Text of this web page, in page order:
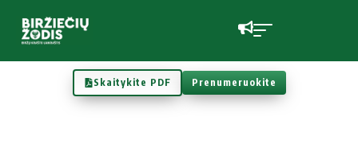
Skaitykite PDF Prenumeruokite